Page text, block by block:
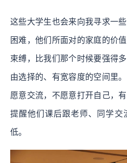
这些大学生也会来向我寻求一
困难，他们所面对的家庭的价
束缚，比我们那个时候要强得
由选择的、有宽容度的空间里
愿意交流，不愿意打开自己，
提醒他们课后跟老师、同学交
低。